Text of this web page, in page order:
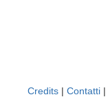
Credits | Contatti |